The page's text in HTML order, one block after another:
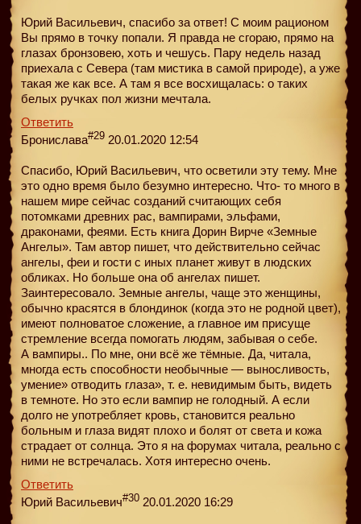
Юрий Васильевич, спасибо за ответ! С моим рационом
Вы прямо в точку попали. Я правда не сгораю, прямо на
глазах бронзовею, хоть и чешусь. Пару недель назад
приехала с Севера (там мистика в самой природе), а уже
такая же как все. А там я все восхищалась: о таких
белых ручках пол жизни мечтала.
Ответить
Бронислава#29 20.01.2020 12:54
Спасибо, Юрий Васильевич, что осветили эту тему. Мне
это одно время было безумно интересно. Что- то много в
нашем мире сейчас созданий считающих себя
потомками древних рас, вампирами, эльфами,
драконами, феями. Есть книга Дорин Вирче «Земные
Ангелы». Там автор пишет, что действительно сейчас
ангелы, феи и гости с иных планет живут в людских
обликах. Но больше она об ангелах пишет.
Заинтересовало. Земные ангелы, чаще это женщины,
обычно красятся в блондинок (когда это не родной цвет),
имеют полноватое сложение, а главное им присуще
стремление всегда помогать людям, забывая о себе.
А вампиры.. По мне, они всё же тёмные. Да, читала,
многда есть способности необычные — выносливость,
умение» отводить глаза», т. е. невидимым быть, видеть
в темноте. Но это если вампир не голодный. А если
долго не употребляет кровь, становится реально
больным и глаза видят плохо и болят от света и кожа
страдает от солнца. Это я на форумах читала, реально с
ними не встречалась. Хотя интересно очень.
Ответить
Юрий Васильевич#30 20.01.2020 16:29